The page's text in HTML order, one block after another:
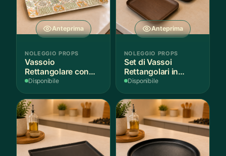
Anteprima
NOLEGGIO PROPS
Vassoio
Rettangolare con
Fantasia
Disponibile
Anteprima
NOLEGGIO PROPS
Set di Vassoi
Rettangolari in
Finitura Legno
Disponibile